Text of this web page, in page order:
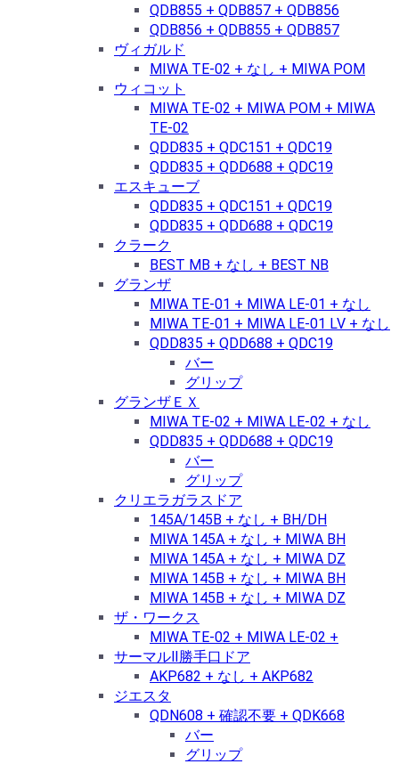
QDB855 + QDB857 + QDB856
QDB856 + QDB855 + QDB857
ヴィガルド
MIWA TE-02 + なし + MIWA POM
ウィコット
MIWA TE-02 + MIWA POM + MIWA
TE-02
QDD835 + QDC151 + QDC19
QDD835 + QDD688 + QDC19
エスキューブ
QDD835 + QDC151 + QDC19
QDD835 + QDD688 + QDC19
クラーク
BEST MB + なし + BEST NB
グランザ
MIWA TE-01 + MIWA LE-01 + なし
MIWA TE-01 + MIWA LE-01 LV + なし
QDD835 + QDD688 + QDC19
バー
グリップ
グランザＥＸ
MIWA TE-02 + MIWA LE-02 + なし
QDD835 + QDD688 + QDC19
バー
グリップ
クリエラガラスドア
145A/145B + なし + BH/DH
MIWA 145A + なし + MIWA BH
MIWA 145A + なし + MIWA DZ
MIWA 145B + なし + MIWA BH
MIWA 145B + なし + MIWA DZ
ザ・ワークス
MIWA TE-02 + MIWA LE-02 +
サーマルⅡ勝手口ドア
AKP682 + なし + AKP682
ジエスタ
QDN608 + 確認不要 + QDK668
バー
グリップ